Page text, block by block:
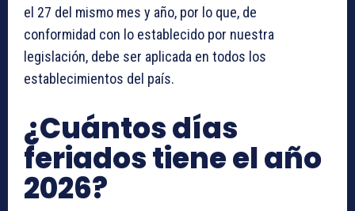
el 27 del mismo mes y año, por lo que, de
conformidad con lo establecido por nuestra
legislación, debe ser aplicada en todos los
establecimientos del país.
¿Cuántos días
feriados tiene el año
2026?